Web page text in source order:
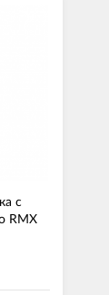
с
RMX